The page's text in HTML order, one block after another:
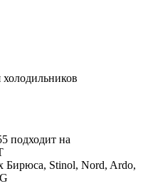
подходит на
Бирюса, Stinol, Nord, Ardo,